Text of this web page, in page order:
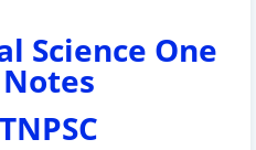
Science One